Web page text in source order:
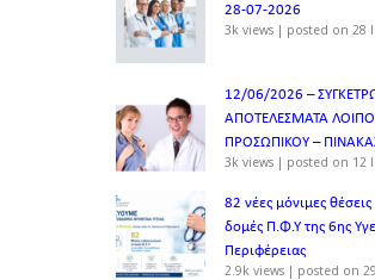
28-07-2026
3k views | posted on 28
12/06/2026 –
ΑΠΟΤΕΛΕΣΜΑΤΑ
ΠΡΟΣΩΠΙΚΟΥ –
3k views | posted on 12
82 νέες μόνιμες
δομές Π.Φ.Υ της 6ης
Περιφέρειας
2.9k views | posted on